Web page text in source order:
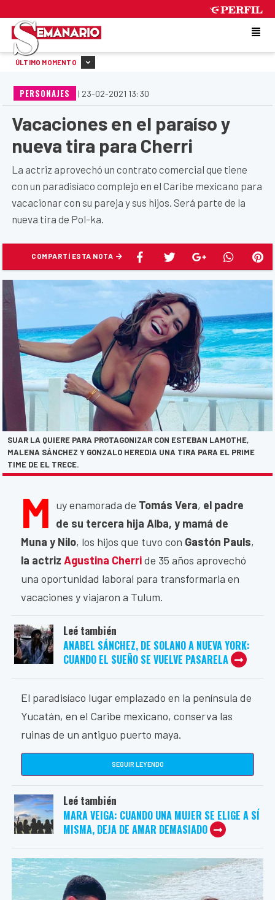
ÚLTIMO MOMENTO
PERSONAJES | 23-02-2021 13:30
Vacaciones en el paraíso y
nueva tira para Cherri
La actriz aprovechó un contrato comercial que tiene
con un paradisíaco complejo en el Caribe mexicano para
vacacionar con su pareja y sus hijos. Será parte de la
nueva tira de Pol-ka.
COMPARTÍ ESTA NOTA
SUAR LA QUIERE PARA PROTAGONIZAR CON ESTEBAN LAMOTHE,
MALENA SÁNCHEZ Y GONZALO HEREDIA UNA TIRA PARA EL PRIME
TIME DE EL TRECE.
M uy enamorada de Tomás Vera, el padre
de su tercera hija Alba, y mamá de
Muna y Nilo, los hijos que tuvo con Gastón Pauls,
la actriz Agustina Cherride 35 años aprovechó
una oportunidad laboral para transformarla en
vacaciones y viajaron a Tulum.
Leé también
ANABEL SÁNCHEZ, DE SOLANO A NUEVA YORK:
CUANDO EL SUEÑO SE VUELVE PASARELA
El paradisíaco lugar emplazado en la península de
Yucatán, en el Caribe mexicano, conserva las
ruinas de un antiguo puerto maya.
SEGUIR LEYENDO
Leé también
MARA VEIGA: CUANDO UNA MUJER SE ELIGE A SÍ
MISMA, DEJA DE AMAR DEMASIADO